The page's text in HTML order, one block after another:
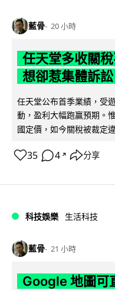
藍骨 20 小時
任天堂多收關
想卻惹集體訴訟
任天堂公布首季業績，受
動，盈利大幅跑贏預期。
國定價，如今關稅被裁定
35 4 ↗ 分享
科技娛樂 生活科技
藍骨 21 小時
Google 地圖